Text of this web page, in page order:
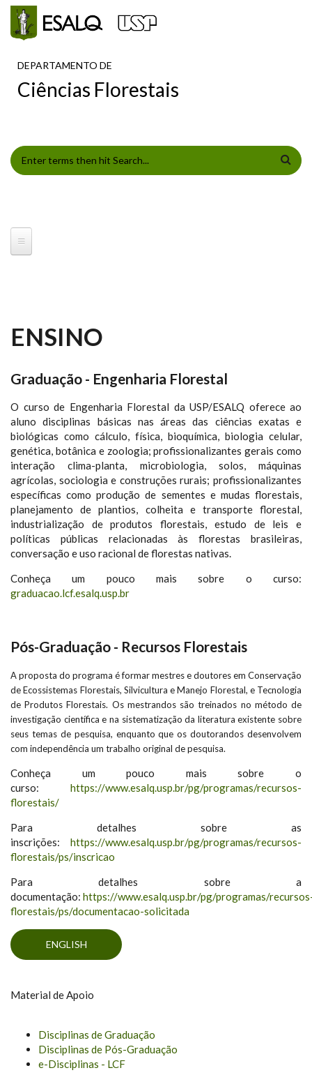
Pular para o conteúdo principal
DEPARTAMENTO DE
Ciências Florestais
FORMULÁRIO DE BUSCA
ENSINO
Graduação - Engenharia Florestal
O curso de Engenharia Florestal da USP/ESALQ oferece ao
aluno disciplinas básicas nas áreas das ciências exatas e
biológicas como cálculo, física, bioquímica, biologia celular,
genética, botânica e zoologia; profissionalizantes gerais como
interação clima-planta, microbiologia, solos, máquinas
agrícolas, sociologia e construções rurais; profissionalizantes
específicas como produção de sementes e mudas florestais,
planejamento de plantios, colheita e transporte florestal,
industrialização de produtos florestais, estudo de leis e
políticas públicas relacionadas às florestas brasileiras,
conversação e uso racional de florestas nativas.
Conheça um pouco mais sobre o curso:
graduacao.lcf.esalq.usp.br
Pós-Graduação - Recursos Florestais
A proposta do programa é formar mestres e doutores em Conservação
de Ecossistemas Florestais, Silvicultura e Manejo Florestal, e Tecnologia
de Produtos Florestais. Os mestrandos são treinados no método de
investigação científica e na sistematização da literatura existente sobre
seus temas de pesquisa, enquanto que os doutorandos desenvolvem
com independência um trabalho original de pesquisa.
Conheça um pouco mais sobre o
curso: https://www.esalq.usp.br/pg/programas/recursos-
florestais/
Para detalhes sobre as
inscrições: https://www.esalq.usp.br/pg/programas/recursos-
florestais/ps/inscricao
Para detalhes sobre a
documentação: https://www.esalq.usp.br/pg/programas/
florestais/ps/documentacao-solicitada
ENGLISH
Material de Apoio
Disciplinas de Graduação
Disciplinas de Pós-Graduação
e-Disciplinas - LCF